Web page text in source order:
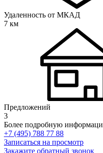
Удаленность от МКАД
7 км
Предложений
3
Более подробную
+7 (495) 788 77 88
Записаться на просмотр
Закажите обратный звонок